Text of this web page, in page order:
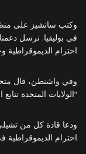
وكتب سانشيز على
في بوليفيا. نرسل
احترام الديموقراطية
وفي واشنطن، قال
“الولايات المتحدة
ودعا قادة كل من تشيلي
احترام الديموقراطية